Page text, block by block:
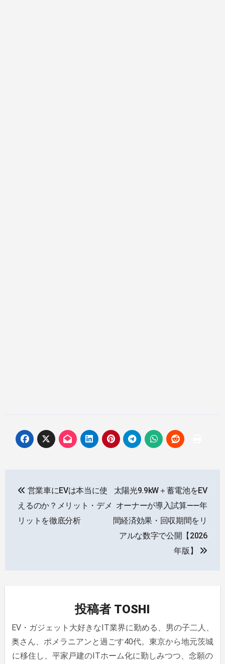
稿
ナ
ョ
ン
営業車にEVは本当に使
えるのか？メリット・デメ
リットを徹底分析
太陽光9.9kW＋蓄電池をEV
オーナーが導入試算——年
間経済効果・回収期間をリ
アルな数字で公開【2026
年版】
投稿者 TOSHI
EV・ガジェット大好きなIT業界に勤める、男の子二人、
奥さん、ポメラニアンと過ごす40代。東京から地元茨城
に移住し、平家戸建のITホーム化に勤しみつつ、念願の